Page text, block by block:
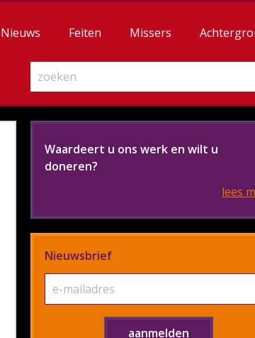
Nieuws Feiten Missers
Waardeert u ons werk en wilt u
doneren?
lees
Nieuwsbrief